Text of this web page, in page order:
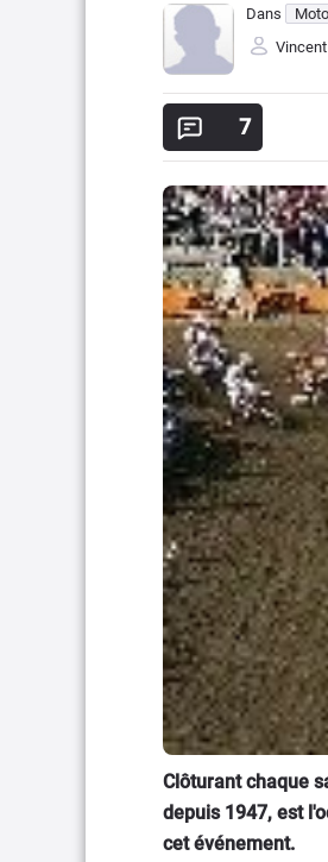
Dans Moto
7
Clôturant chaque
depuis 1947, est
cet événement.